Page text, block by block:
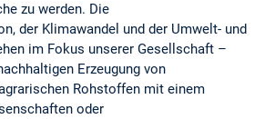
zu werden. Die
der Klimawandel und der Umwelt- und
im Fokus unserer Gesellschaft –
Erzeugung von
Rohstoffen mit einem
oder